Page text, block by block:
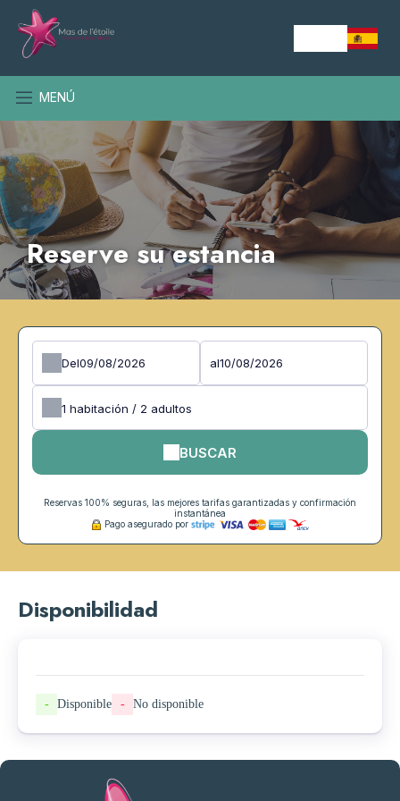
MENÚ
Reserve su estancia
Del al
1 habitación / 2 adultos
BUSCAR
Reservas 100% seguras, las mejores tarifas garantizadas y confirmación
instantánea
Pago asegurado por
Disponibilidad
- Disponible - No disponible